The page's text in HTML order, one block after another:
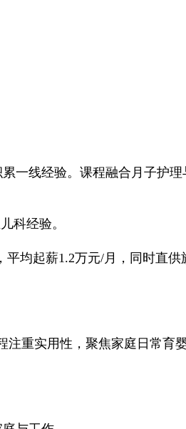
线经验。课程融合月子护理
科经验。
均起薪1.2万元/月，同时直供
重实用性，聚焦家庭日常育